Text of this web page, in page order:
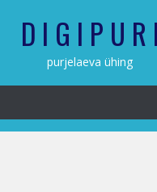
D I G I P U R I
purjelaeva ühing